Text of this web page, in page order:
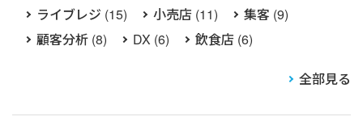
ライブレジ (15)
小売店 (11)
集客 (9)
顧客分析 (8)
DX (6) 飲食店 (6)
全部見る